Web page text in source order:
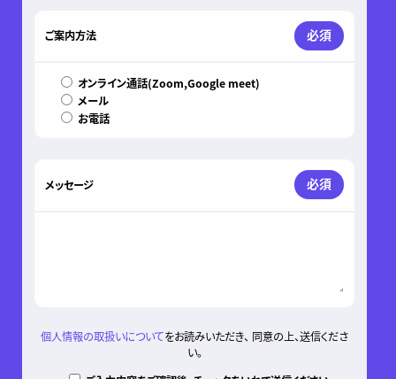
ご案内方法 必須
オンライン通話(Zoom,Google meet)
メール
お電話
メッセージ 必須
個人情報の取扱いについてをお読みいただき、 同意の上、送信くださ
い。